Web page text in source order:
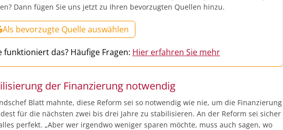
Dann fügen Sie uns jetzt zu Ihren bevorzugten Quellen hinzu.
Als bevorzugte Quelle auswählen
funktioniert das? Häufige Fragen: Hier erfahren Sie mehr
der Finanzierung notwendig
Blatt mahnte, diese Reform sei so notwendig wie nie, um die Finanzierung
für die nächsten zwei bis drei Jahre zu stabilisieren. An der Reform sei sicher
perfekt. „Aber wer irgendwo weniger sparen möchte, muss auch sagen, wo